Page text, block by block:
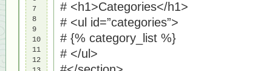
7
8
9
10
11
12
# <h1>Categories</h1>
# <ul id=”categories”>
# {% category_list %}
# </ul>